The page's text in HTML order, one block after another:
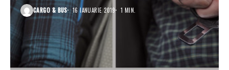
CARGO & BUS 16 IANUARIE 2019 1 MIN.